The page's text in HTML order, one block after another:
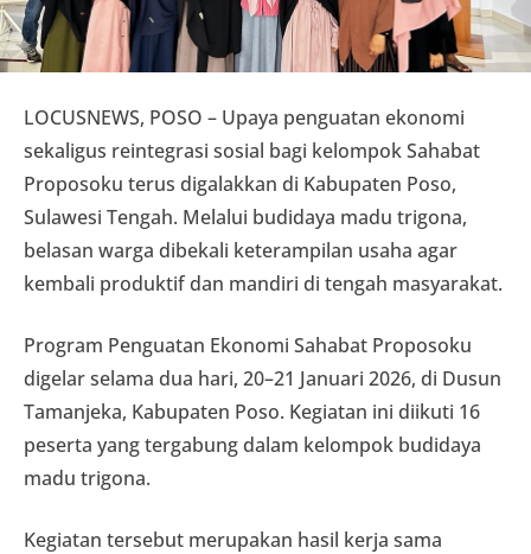
LOCUSNEWS, POSO – Upaya penguatan ekonomi
sekaligus reintegrasi sosial bagi kelompok Sahabat
Proposoku terus digalakkan di Kabupaten Poso,
Sulawesi Tengah. Melalui budidaya madu trigona,
belasan warga dibekali keterampilan usaha agar
kembali produktif dan mandiri di tengah masyarakat.
Program Penguatan Ekonomi Sahabat Proposoku
digelar selama dua hari, 20–21 Januari 2026, di Dusun
Tamanjeka, Kabupaten Poso. Kegiatan ini diikuti 16
peserta yang tergabung dalam kelompok budidaya
madu trigona.
Kegiatan tersebut merupakan hasil kerja sama